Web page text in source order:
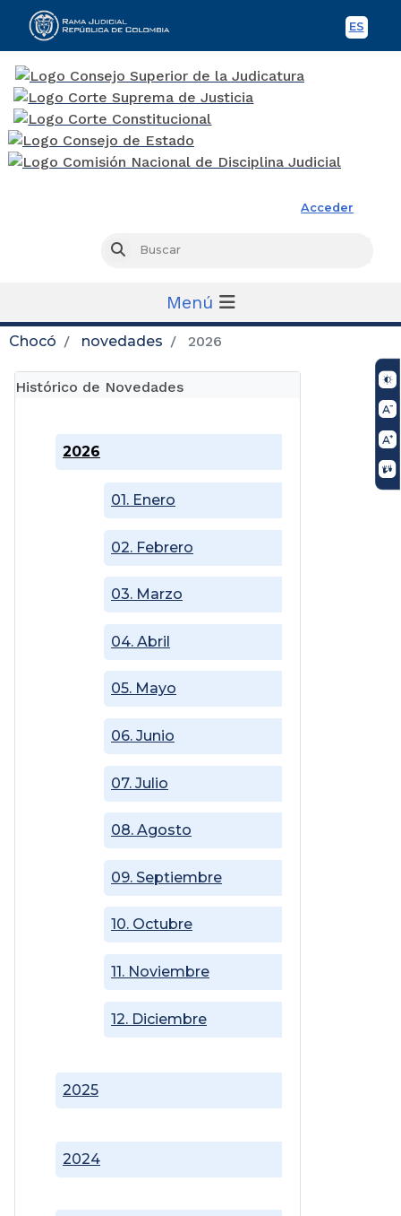
ES
Acceder
Buscar
Menú
Chocó novedades 2026
Histórico de Novedades
2024
2025
2026
01. Enero
02. Febrero
03. Marzo
04. Abril
05. Mayo
06. Junio
07. Julio
08. Agosto
09. Septiembre
10. Octubre
11. Noviembre
12. Diciembre